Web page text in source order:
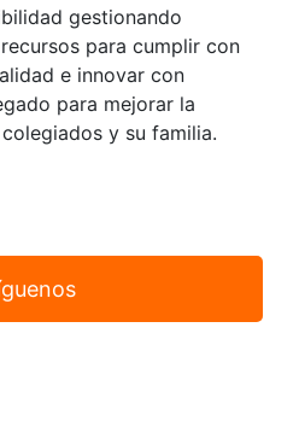
gestionando
para cumplir con
e innovar con
para mejorar la
y su familia.